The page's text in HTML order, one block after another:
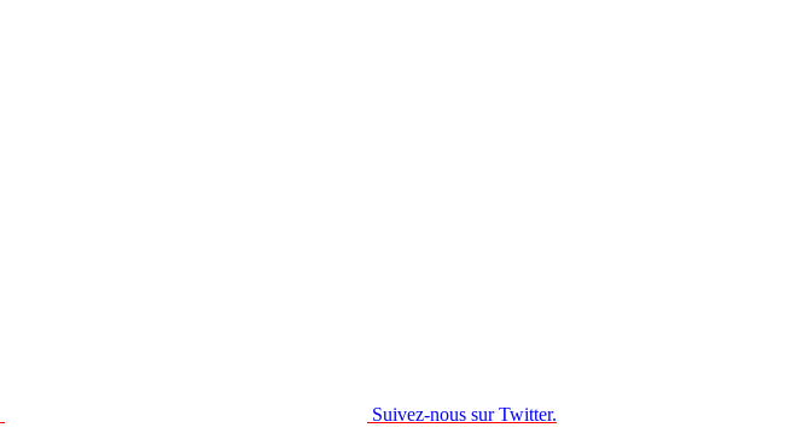
Suivez-nous sur Twitter.